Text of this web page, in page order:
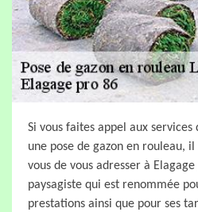
Si vous faites appel aux
une pose de gazon en rouleau,
vous de vous adresser à Elagage
paysagiste qui est renommée
prestations ainsi que pour ses